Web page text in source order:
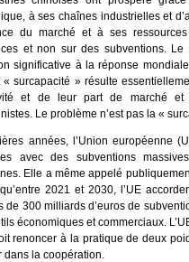
à ses chaînes industrielles et
du marché et à ses
et non sur des subventions.
significative à la réponse
« surcapacité » résulte
et de leur part de marché et
Le problème n’est pas la «
années, l’Union européenne
avec des subventions
Elle a même appelé
2021 et 2030, l’UE
de 300 milliards d’euros de
économiques et commerciaux.
renoncer à la pratique de deux
dans la coopération.